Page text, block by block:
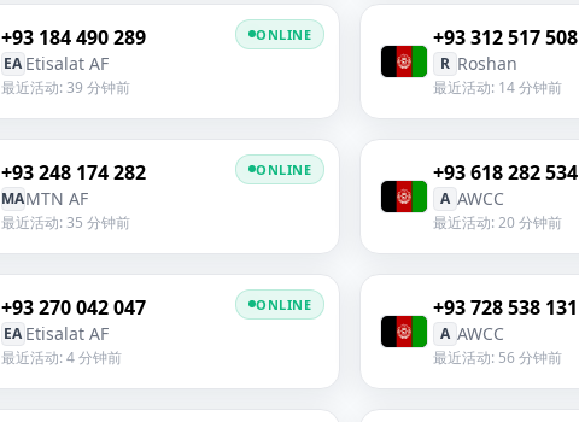
+93 184 490 289
EA Etisalat AF
最近活动: 39 分钟前
ONLINE +93 312 517 508
R Roshan
最近活动: 14 分钟前
+93 248 174 282
MAMTN AF
最近活动: 35 分钟前
ONLINE +93 618 282 534
A AWCC
最近活动: 20 分钟前
+93 270 042 047
EA Etisalat AF
最近活动: 4 分钟前
ONLINE +93 728 538 131
A AWCC
最近活动: 56 分钟前